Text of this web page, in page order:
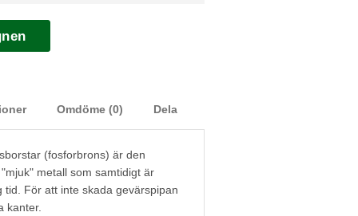
Omdöme (0) Dela
(fosforbrons) är den
metall som samtidigt är
För att inte skada gevärspipan
kanter.